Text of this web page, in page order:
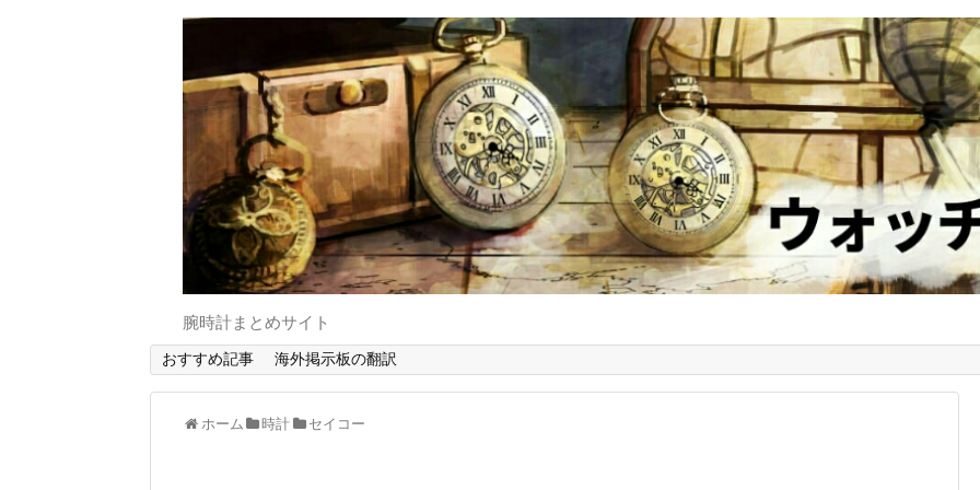
腕時計まとめサイト
おすすめ記事 海外掲示板の翻訳
ホーム 時計 セイコー